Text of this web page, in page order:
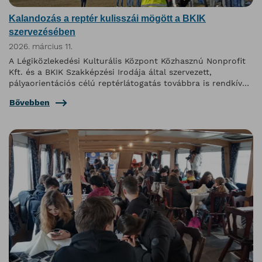
Kalandozás a reptér kulisszái mögött a BKIK
szervezésében
2026. március 11.
A Légiközlekedési Kulturális Központ Közhasznú Nonprofit
Kft. és a BKIK Szakképzési Irodája által szervezett,
pályaorientációs célú reptérlátogatás továbbra is rendkívül
Bővebben